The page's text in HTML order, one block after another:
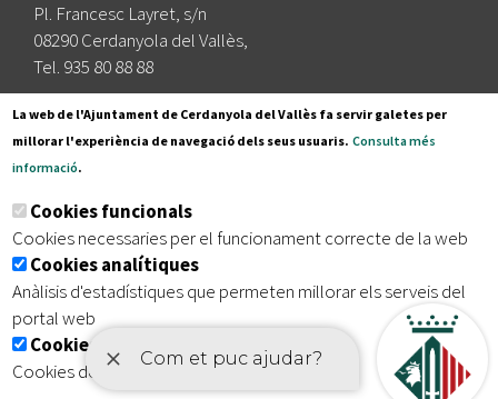
Pl. Francesc Layret, s/n
08290 Cerdanyola del Vallès,
Tel. 935 80 88 88
Segueix-nos a:
Subscriu-te al nostre butlletí
Inici | Avís legal | Protecció de dades
| Accessibilitat
La web de l'Ajuntament de Cerdanyola del Vallès fa servir galetes per
millorar l'experiència de navegació dels seus usuaris. Consulta més
informació.
Cookies funcionals
Cookies necessaries per el funcionament correcte de la web
Cookies analítiques
Anàlisis d'estadístiques que permeten millorar els serveis del
portal web
Cookies publicitàries
Cookies de tercers amb finalitat publicitària